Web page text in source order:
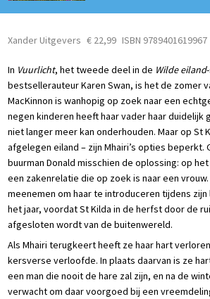
Xander Uitgevers € 22,99 ISBN 9789401619967
In Vuurlicht, het tweede deel in de Wilde eiland
bestsellerauteur Karen Swan, is het de zomer
MacKinnon is wanhopig op zoek naar een
negen kinderen heeft haar vader haar duidelijk
niet langer meer kan onderhouden. Maar op St
afgelegen eiland – zijn Mhairi’s opties beperkt.
buurman Donald misschien de oplossing: op
een zakenrelatie die op zoek is naar een vrouw.
meenemen om haar te introduceren tijdens
het jaar, voordat St Kilda in de herfst door de
afgesloten wordt van de buitenwereld.
Als Mhairi terugkeert heeft ze haar hart
kersverse verloofde. In plaats daarvan is ze
een man die nooit de hare zal zijn, en na de
verwacht om daar voorgoed bij een